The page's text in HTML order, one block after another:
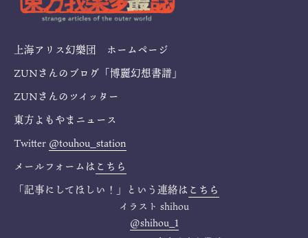
上海アリス幻樂団 ホームページ
ZUNさんのブログ「博麗幻想書譜」
ZUNさんのツイッター
東方よもやまニュース
Twitter @touhou_station
メールフォームは こちら
「記事にしてほしい！」という連絡は こちら
イラスト shihou
@shihou_1